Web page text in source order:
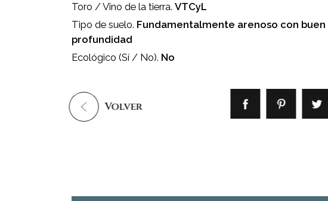
Toro / Vino de la tierra. VTCyL
Tipo de suelo. Fundamentalmente arenoso con
profundidad
Ecológico (Sí / No). No
Volver